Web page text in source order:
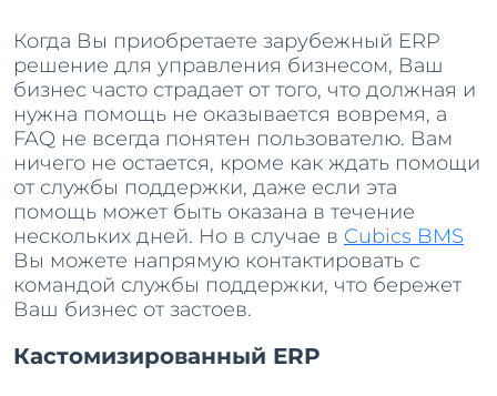
Когда Вы приобретаете зарубежный ERP
решение для управления бизнесом, Ваш
бизнес часто страдает от того, что должная и
нужна помощь не оказывается вовремя, а
FAQ не всегда понятен пользователю. Вам
ничего не остается, кроме как ждать помощи
от службы поддержки, даже если эта
помощь может быть оказана в течение
нескольких дней. Но в случае в Cubics BMS
Вы можете напрямую контактировать с
командой службы поддержки, что бережет
Ваш бизнес от застоев.
Кастомизированный ERP